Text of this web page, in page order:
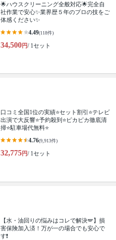
🌟ハウスクリーニング全般対応🌟完全自
社作業で安心✨業界歴５年のプロの技をご
体感ください✨
4.49(118件)
34,500円/ 1セット
口コミ全国1位の実績⭐セット割引⭐テレビ
出演で大反響⭐予約殺到⭐ピカピカ徹底清
掃⭐駐車場代無料⭐
4.76(9,913件)
32,775円/ 1セット
【水・油回りの悩みはコレで解決🪽】損
害保険加入済！万が一の場合でも安心で
す❗️